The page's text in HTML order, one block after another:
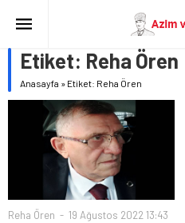
Etiket: Reha Ören
Anasayfa » Etiket: Reha Ören
Reha Ören 19 Ağustos 2022 13:43